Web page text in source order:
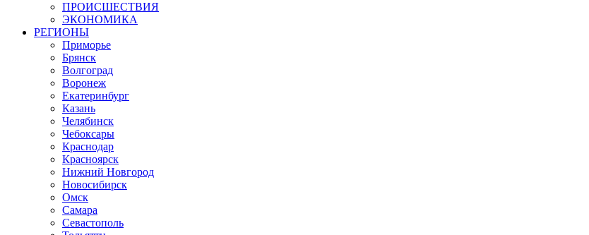
ПРОИСШЕСТВИЯ
ЭКОНОМИКА
РЕГИОНЫ
Приморье
Брянск
Волгоград
Воронеж
Екатеринбург
Казань
Челябинск
Чебоксары
Краснодар
Красноярск
Нижний Новгород
Новосибирск
Омск
Самара
Севастополь